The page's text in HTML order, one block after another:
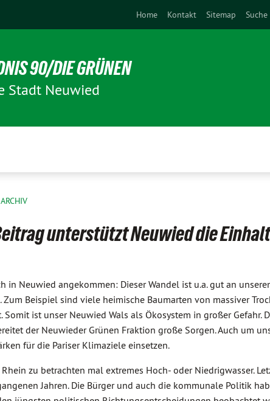
Home Kontakt Sitemap Suche
90/DIE GRÜNEN
Stadt Neuwied
ARCHIV
unterstützt Neuwied die
in Neuwied angekommen: Dieser Wandel ist u.a. gut an
Zum Beispiel sind viele heimische Baumarten von massiver
ist unser Neuwied Wals als Ökosystem in großer Gefahr.
der Neuwieder Grünen Fraktion große Sorgen. Auch um
für die Pariser Klimaziele einsetzen.
zu betrachten mal extremes Hoch- oder Niedrigwasser.
Jahren. Die Bürger und auch die kommunale Politik